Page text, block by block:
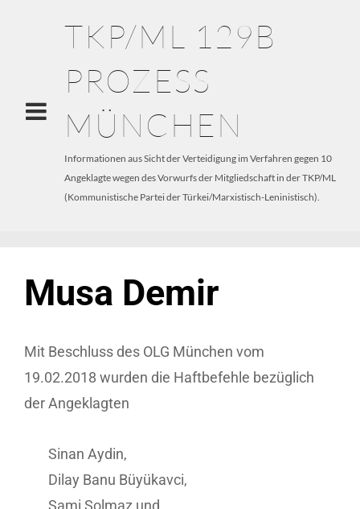
TKP/ML 129B
PROZESS
MÜNCHEN
Informationen aus Sicht der Verteidigung im Verfahren gegen 10
Angeklagte wegen des Vorwurfs der Mitgliedschaft in der TKP/ML
(Kommunistische Partei der Türkei/Marxistisch-Leninistisch).
Musa Demir
Mit Beschluss des OLG München vom
19.02.2018 wurden die Haftbefehle bezüglich
der Angeklagten
Sinan Aydin,
Dilay Banu Büyükavci,
Sami Solmaz und